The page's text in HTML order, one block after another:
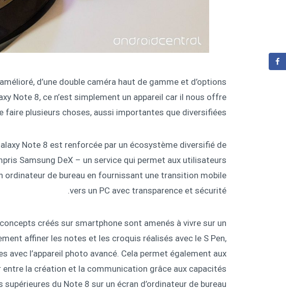
d’une double caméra haut de gamme et d’options
Note 8, ce n’est simplement un appareil car il nous offre
faire plusieurs choses, aussi importantes que diversifiées.
Note 8 est renforcée par un écosystème diversifié de
Samsung DeX – un service qui permet aux utilisateurs
ordinateur de bureau en fournissant une transition mobile
vers un PC avec transparence et sécurité.
créés sur smartphone sont amenés à vivre sur un
affiner les notes et les croquis réalisés avec le S Pen,
avec l’appareil photo avancé. Cela permet également aux
la création et la communication grâce aux capacités
du Note 8 sur un écran d’ordinateur de bureau.